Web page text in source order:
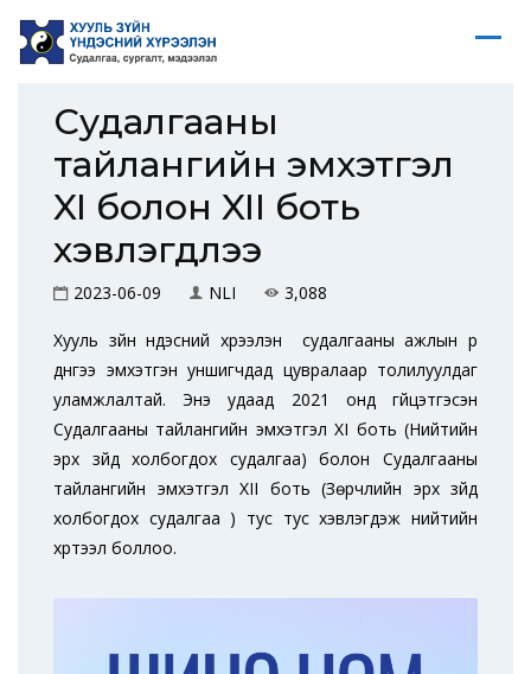
Судалгааны
тайлангийн эмхэтгэл
XI болон XII боть
хэвлэгдлээ
2023-06-09 NLI 3,088
Хууль зүйн үндэсний хүрээлэн судалгааны ажлын үр
дүнгээ эмхэтгэн уншигчдад цувралаар толилуулдаг
уламжлалтай. Энэ удаад 2021 онд гүйцэтгэсэн
Судалгааны тайлангийн эмхэтгэл XI боть (Нийтийн
эрх зүйд холбогдох судалгаа) болон Судалгааны
тайлангийн эмхэтгэл XII боть (Зөрчлийн эрх зүйд
холбогдох судалгаа ) тус тус хэвлэгдэж нийтийн
хүртээл боллоо.